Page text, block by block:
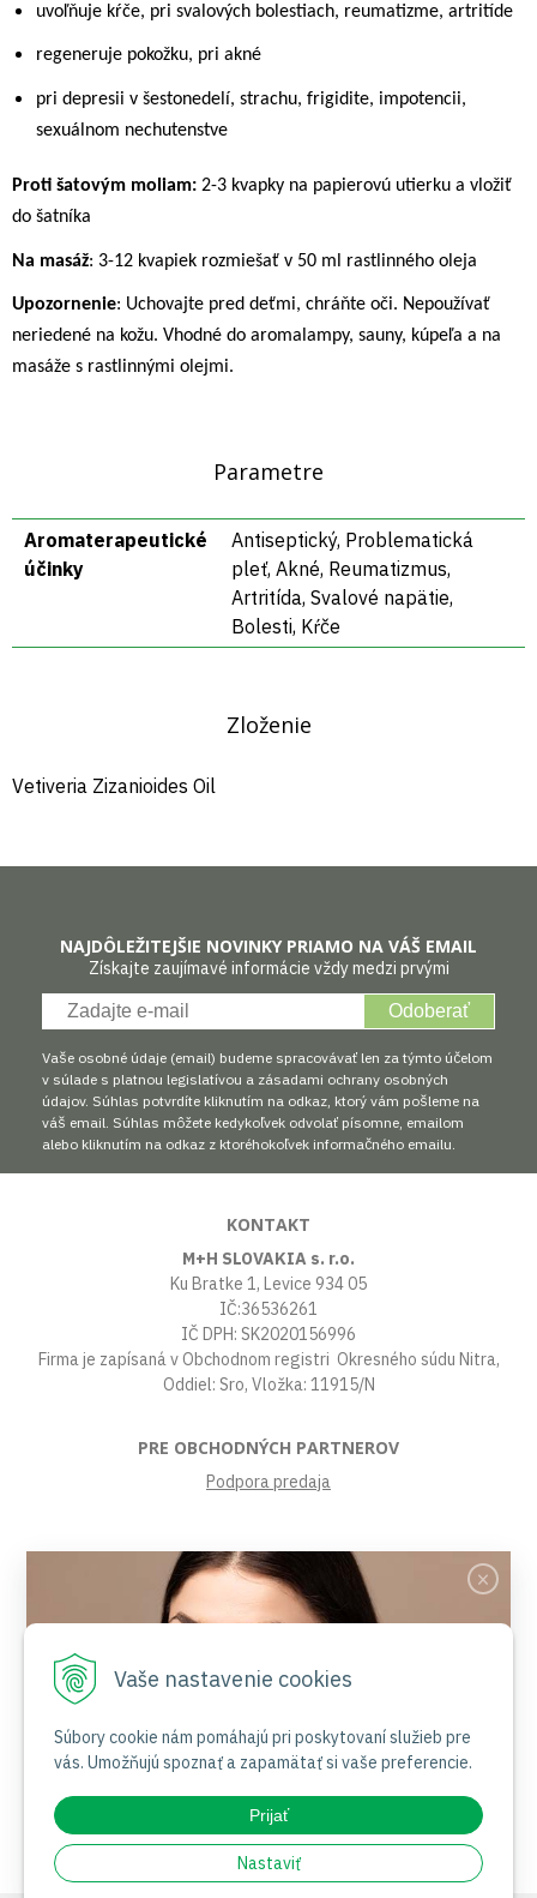
Vaše nastavenie cookies
Súbory cookie nám pomáhajú pri poskytovaní služieb pre
vás. Umožňujú spoznať a zapamätať si vaše preferencie.
Prijať
Nastaviť
uvoľňuje kŕče, pri svalových bolestiach, reumatizme, artritíde
regeneruje pokožku, pri akné
pri depresii v šestonedelí, strachu, frigidite, impotencii,
sexuálnom nechutenstve
Proti šatovým moliam: 2-3 kvapky na papierovú utierku a vložiť
do šatníka
Na masáž: 3-12 kvapiek rozmiešať v 50 ml rastlinného oleja
Upozornenie: Uchovajte pred deťmi, chráňte oči. Nepoužívať
neriedené na kožu. Vhodné do aromalampy, sauny, kúpeľa a na
masáže s rastlinnými olejmi.
Parametre
Aromaterapeutické
účinky
Antiseptický, Problematická
pleť, Akné, Reumatizmus,
Artritída, Svalové napätie,
Bolesti, Kŕče
Zloženie
Vetiveria Zizanioides Oil
NAJDÔLEŽITEJŠIE NOVINKY PRIAMO NA VÁŠ EMAIL
Získajte zaujímavé informácie vždy medzi prvými
Odoberať
Vaše osobné údaje (email) budeme spracovávať len za týmto účelom
v súlade s platnou legislatívou a zásadami ochrany osobných
údajov. Súhlas potvrdíte kliknutím na odkaz, ktorý vám pošleme na
váš email. Súhlas môžete kedykoľvek odvolať písomne, emailom
alebo kliknutím na odkaz z ktoréhokoľvek informačného emailu.
KONTAKT
M+H SLOVAKIA s. r.o.
Ku Bratke 1, Levice 934 05
IČ:36536261
IČ DPH: SK2020156996
Firma je zapísaná v Obchodnom registri Okresného súdu Nitra,
Oddiel: Sro, Vložka: 11915/N
PRE OBCHODNÝCH PARTNEROV
Podpora predaja
VŠETKO O NÁKUPE
Obchodné podmienky
Platby a poštovné
Ochrana osobných údajov
Certifikáty
NAŠE SOCIÁLNE SIETE
Jemnosť nesie jas
Nakupovať